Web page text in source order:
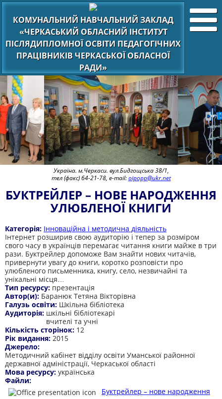
КОМУНАЛЬНИЙ НАВЧАЛЬНИЙ ЗАКЛАД
«ЧЕРКАСЬКИЙ ОБЛАСНИЙ ІНСТИТУТ
ПІСЛЯДИПЛОМНОЇ ОСВІТИ ПЕДАГОГІЧНИХ
ПРАЦІВНИКІВ ЧЕРКАСЬКОЇ ОБЛАСНОЇ
РАДИ»
Україна. м.Черкаси. вул.Бидгощська 38/1,
тел (факс) 64-21-78, e-mail:oipopp@ukr.net
БУКТРЕЙЛЕР – НОВЕ НАРОДЖЕННЯ
УЛЮБЛЕНОЇ КНИГИ
Категорія: Інноваційна і методична діяльність
Інтернет розширив свою аудиторію і тепер за розміром
свого часу в українців перемагає читання книги майже в три
рази. Буктрейлер допоможе Вам знайти нових читачів,
привернути увагу до книги, коротко розповісти про
улюбленого письменника, книгу, село, незвичайні та
унікальні місця…
Тип ресурсу: презентація
Автор(и): Баранюк Тетяна Вікторівна
Галузь освіти: Шкільна бібліотека
Аудиторія: шкільні бібліотекарі
вчителі та учні
Кількість сторінок: 12
Рік видання: 2015
Джерело:
Методичний кабінет відділу освіти Уманської районної
державної адміністрації, Черкаської області
Мова ресурсу: українська
Файли:
Буктрейлер – нове народження